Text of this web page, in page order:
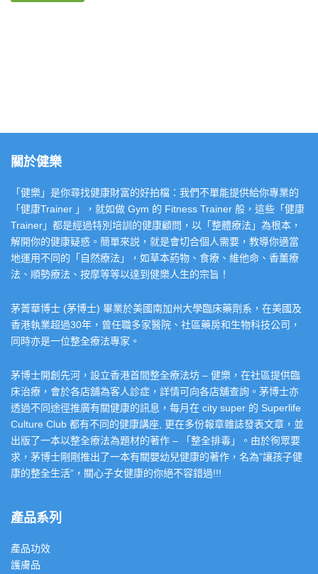
關於健樂
「健樂」是你尋找健康財富的好拍檔：我們不單能提供給你專業的
「健康Trainer 」，就如做 Gym 的 Fitness Trainer 般，這些「健康
Trainer」都是經過特別培訓的健康顧問，以「整體療法」為根本，
解開你的健康疑惑。簡單來説，就是會切合個人需要，教導你適當
地運用不同的「自然療法」，如草本葯物、食療、維他命、香薰療
法、順勢療法、按摩等等以達到健樂人生的宗旨！
茅菁華博士 (茅博士) 畢業於美國南加州大學臨床藥劑系，在美國及
香港執業超過30年，曾任職多家醫院、社區藥房和生物科技公司，
同時亦是一位整全療法專家。
茅博士開創先河，設立香港首間整全療法坊 – 健樂，在社區提供臨
床治療，會於各店舖為客人診症，詳情可向各店舖查詢。茅博士亦
透過不同途徑推廣有關健康的訊息，每月在 city super 的 Superlife
Culture Club 都有不同的健康講座, 更在多份報章雜誌發表文章，並
出版了一本以整全療法為題材的著作 – 「整全排毒」。由於徇眾要
求，茅博士剛剛推出了一本有關嬰幼兒健康的著作，名為”讓孩子健
康的整全生活”，關心子女健康的你絕不容錯過!!!
產品系列
產品功效
護膚品